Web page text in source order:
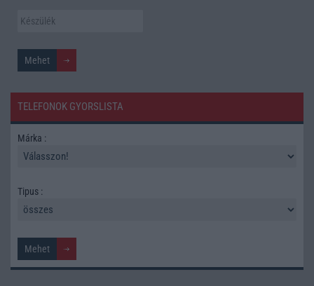
TELEFONOK GYORSLISTA
Márka :
Tipus :